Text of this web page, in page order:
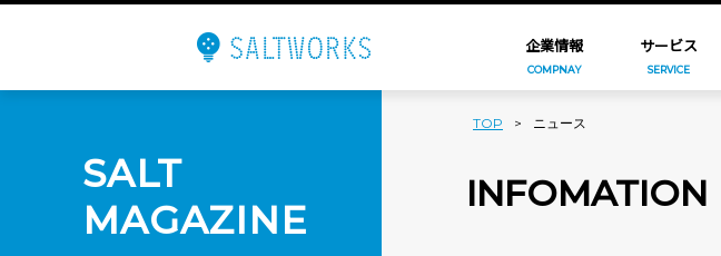
企業情報
COMPNAY
サービス
SERVICE
TOP > ニュース
INFOMATION
SALT
MAGAZINE